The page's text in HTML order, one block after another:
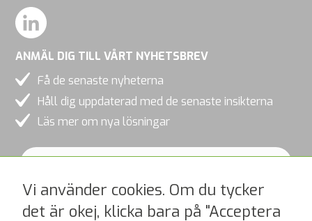
ANMÄL DIG TILL VÅRT NYHETSBREV
Få de senaste nyheterna
Håll dig uppdaterad med de senaste insikterna
Läs mer om nya lösningar
Vi använder cookies. Om du tycker
det är okej, klicka bara på "Acceptera